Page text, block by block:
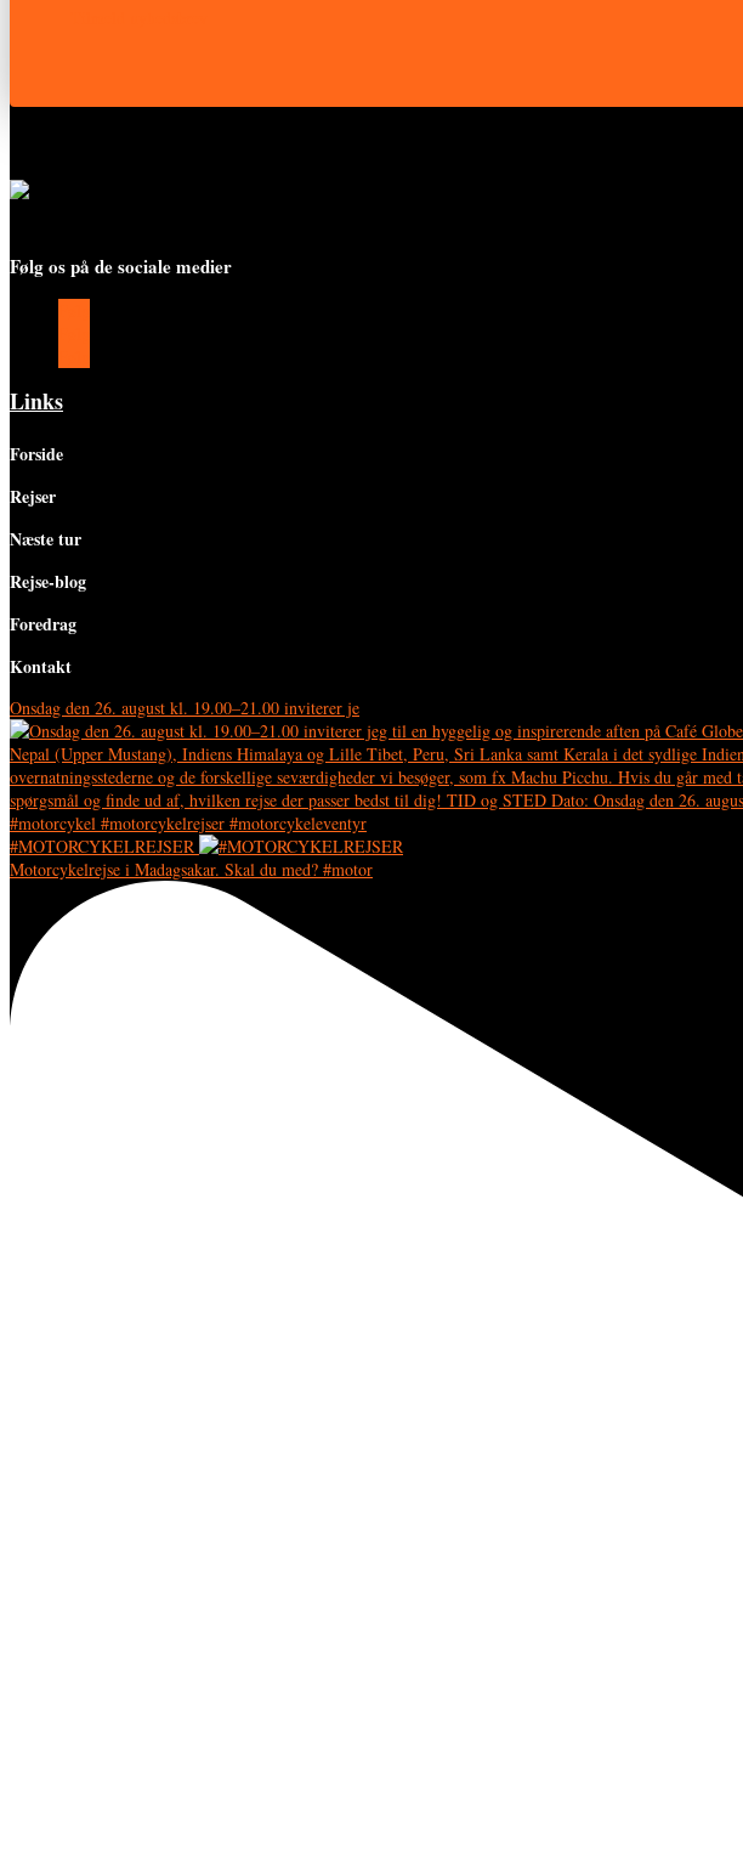
Følg os på de sociale medier
Links
Forside
Rejser
Næste tur
Rejse-blog
Foredrag
Kontakt
Onsdag den 26. august kl. 19.00–21.00 inviterer je
#MOTORCYKELREJSER
Motorcykelrejse i Madagsakar. Skal du med? #motor